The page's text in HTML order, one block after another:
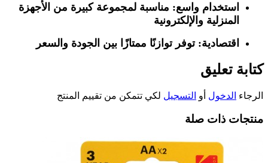
استخدام واسع: مناسبة لمجموعة كبيرة من الأجهزة
المنزلية والإلكترونية
اقتصادية: توفر توازنًا ممتازًا بين الجودة والسعر
كتابة تعليق
الرجاء الدخول أو التسجيل لكي تتمكن من تقييم المنتج
منتجات ذات صلة